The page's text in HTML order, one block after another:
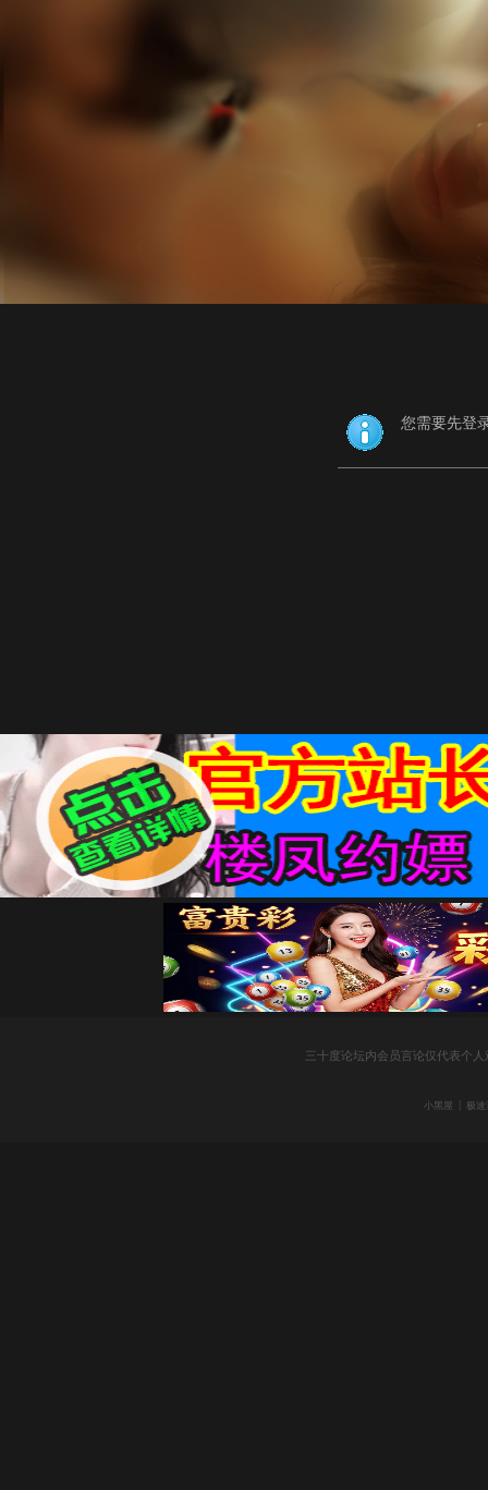
您需要先登
三十度论坛内会员言论仅代表个
小黑屋 极速